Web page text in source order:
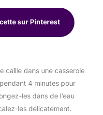
sur Pinterest
caille dans une casserole
4 minutes pour
les dans de l’eau
les délicatement.